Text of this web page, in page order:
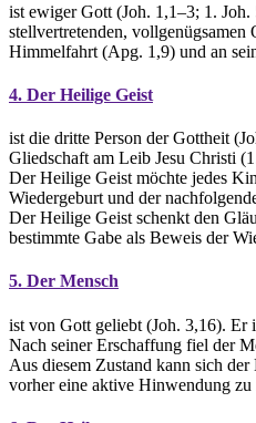
ist ewiger Gott (Joh. 1,1–3; 1.
stellvertretenden,
Himmelfahrt (Apg. 1,9) und an
4. Der Heilige Geist
ist die dritte Person der Gottheit
Gliedschaft am Leib Jesu Christi
Der Heilige Geist möchte jedes
Wiedergeburt und der
Der Heilige Geist schenkt den
bestimmte Gabe als Beweis der
5. Der Mensch
ist von Gott geliebt (Joh. 3,16). Er
Nach seiner Erschaffung fiel der
Aus diesem Zustand kann sich
vorher eine aktive Hinwendung